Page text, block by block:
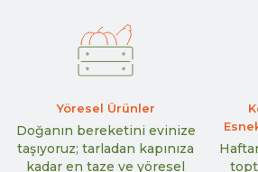
Yöresel Ürünler
Doğanın bereketini evinize
taşıyoruz; tarladan kapınıza
kadar en taze ve yöresel